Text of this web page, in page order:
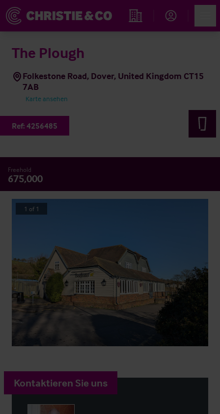
Immobiliensuche
The Plough
Folkestone Road, Dover, United Kingdom CT15
7AB
Karte ansehen
Ref: 4256485
Freehold
675,000
1 of 1
Kontaktieren Sie uns